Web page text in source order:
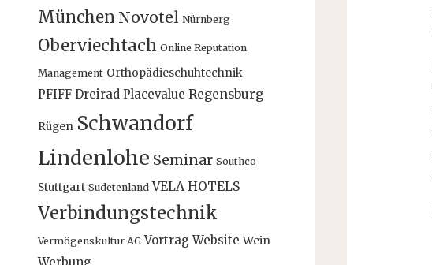
München Novotel Nürnberg
Oberviechtach Online Reputation
Management Orthopädieschuhtechnik
PFIFF Dreirad Placevalue Regensburg
Rügen Schwandorf
Lindenlohe Seminar Southco
Stuttgart Sudetenland VELA HOTELS
Verbindungstechnik
Vermögenskultur AG Vortrag Website Wein